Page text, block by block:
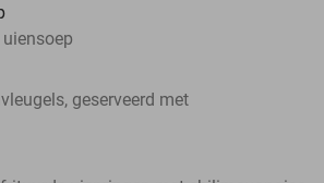
geserveerd met